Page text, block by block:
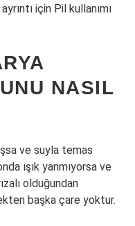
için Pil kullanımı
NASIL
ve suyla temas
ışık yanmıyorsa ve
olduğundan
başka çare yoktur.